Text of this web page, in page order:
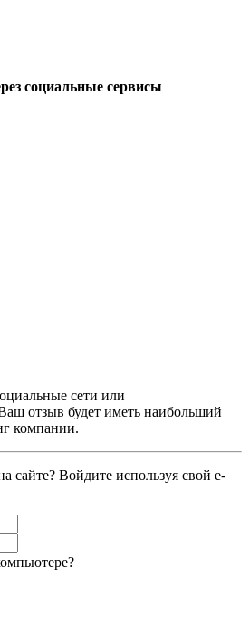
социальные сервисы
сети или
отзыв будет иметь наибольший
компании.
сайте? Войдите используя свой e-